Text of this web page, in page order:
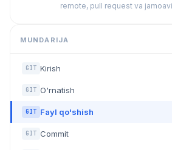
remote, pull request va
MUNDARIJA
GIT Kirish
GIT O'rnatish
GIT Fayl qo'shish
GIT Commit